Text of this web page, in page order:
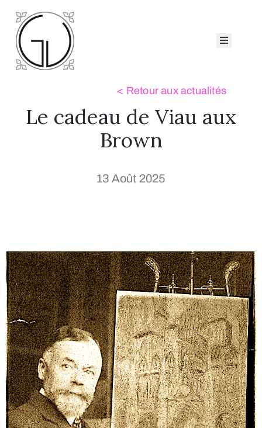
Le cadeau de Viau aux
Brown
13 Août 2025